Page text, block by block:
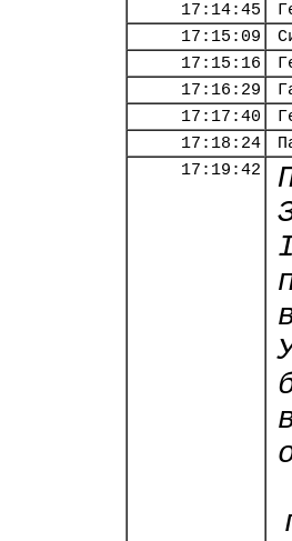
17:14:45
17:15:09
17:15:16
17:16:29
17:17:40
17:18:24
17:19:42